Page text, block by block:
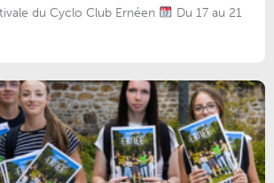
du Cyclo Club Ernéen
Du 17 au 21